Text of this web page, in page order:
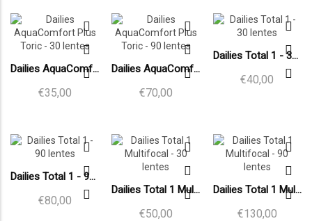
Dailies AquaComfort Plus Toric - 30 lentes
€35,00
Dailies AquaComfort Plus Toric - 90 lentes
€70,00
Dailies Total 1 - 30 lentes
€40,00
Dailies Total 1 - 90 lentes
€80,00
Dailies Total 1 Multifocal - 30 lentes
€50,00
Dailies Total 1 Multifocal - 90 lentes
€130,00